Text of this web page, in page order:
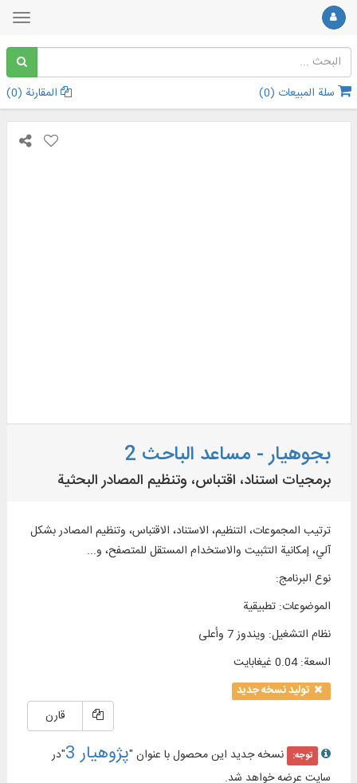
سلة المبيعات (0
) المقارنة (0
)
بجوهيار - مساعد الباحث 2
برمجيات استناد، اقتباس، وتنظيم المصادر البحثية
ترتيب المجموعات، التنظيم، الاستناد، الاقتباس، وتنظيم المصادر بشكل
آلي، إمكانية التثبيت والاستخدام المستقل للمتصفح، و...
نوع البرنامج:
الموضوعات:تطبيقية
نظام التشغیل: ويندوز 7 وأعلی
السعة:0.04 غيغابايت
تولید نسخه جدید
قارن
توجه: نسخه جدید این محصول با عنوان "پژوهیار 3
"در
سایت عرضه خواهد شد.